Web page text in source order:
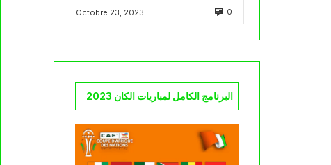
Octobre 23, 2023 0
البرنامج الكامل لمباريات الكان 2023